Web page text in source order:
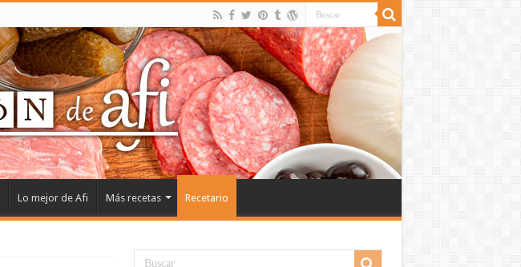
Lo mejor de Afi Más recetas Recetario